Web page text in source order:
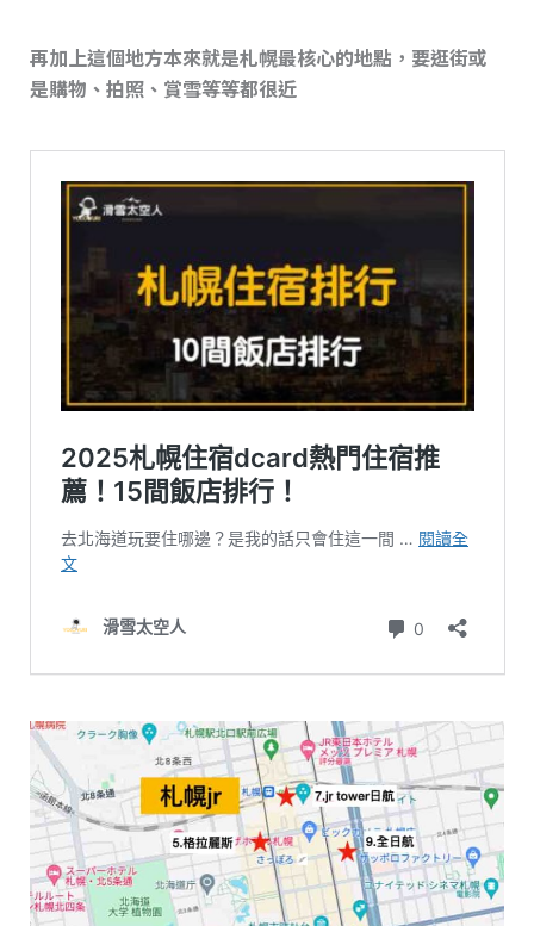
再加上這個地方本來就是札幌最核心的地點，要逛街或
是購物、拍照、賞雪等等都很近